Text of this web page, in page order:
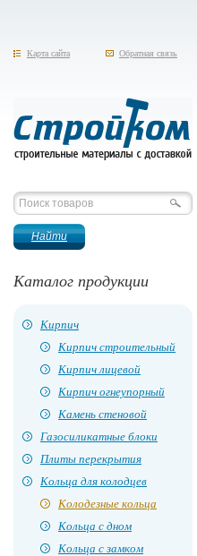
Карта сайта Обратная связь
Каталог продукции
Кирпич
Кирпич строительный
Кирпич лицевой
Кирпич огнеупорный
Камень стеновой
Газосиликатные блоки
Плиты перекрытия
Кольца для колодцев
Колодезные кольца
Кольца с дном
Кольца с замком